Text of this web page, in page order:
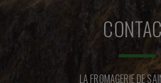
LA FROMAGERIE DE